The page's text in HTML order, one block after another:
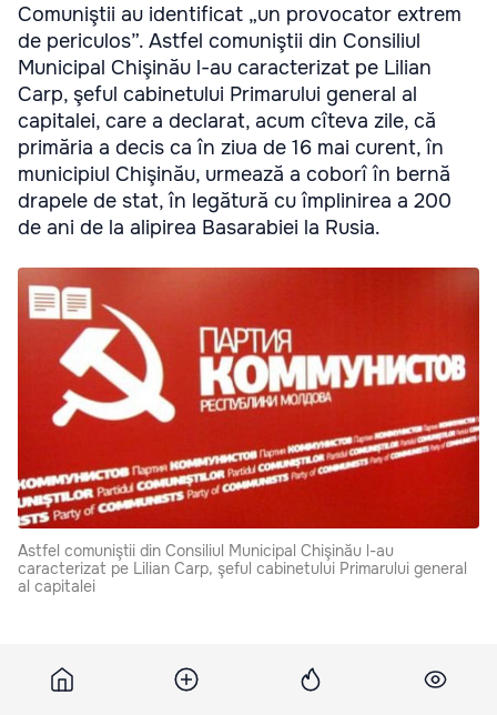
Comuniştii au identificat „un provocator extrem
de periculos”. Astfel comuniştii din Consiliul
Municipal Chişinău l-au caracterizat pe Lilian
Carp, şeful cabinetului Primarului general al
capitalei, care a declarat, acum cîteva zile, că
primăria a decis ca în ziua de 16 mai curent, în
municipiul Chişinău, urmează a coborî în bernă
drapele de stat, în legătură cu împlinirea a 200
de ani de la alipirea Basarabiei la Rusia.
Astfel comuniştii din Consiliul Municipal Chişinău l-au
caracterizat pe Lilian Carp, şeful cabinetului Primarului general
al capitalei
Moldova consideră această declaraţie ca una lipsită de